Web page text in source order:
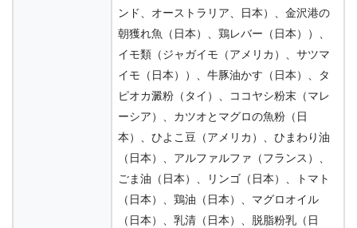
3.89 70g
3.80 500g、1.8kg
ンド、オーストラリア、日本）、金沢港の
朝獲れ魚（日本）、鶏レバー（日本））、
イモ類（ジャガイモ（アメリカ）、サツマ
イモ（日本））、牛豚油かす（日本）、タ
ピオカ澱粉（タイ）、ココヤシ粉末（マレ
ーシア）、カツオとマグロの魚粉（日
本）、ひよこ豆（アメリカ）、ひまわり油
（日本）、アルファルファ（フランス）、
ごま油（日本）、リンゴ（日本）、トマト
（日本）、鶏油（日本）、マグロオイル
（日本）、乳清（日本）、脱脂粉乳（日